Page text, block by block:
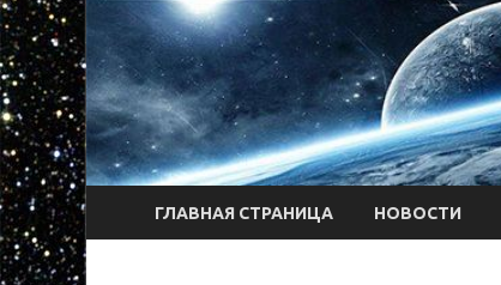
ГЛАВНАЯ СТРАНИЦА НОВОСТИ